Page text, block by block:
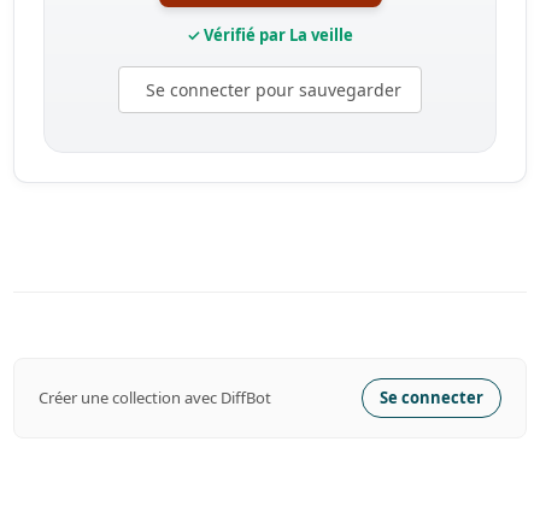
✓ Vérifié par La veille
Se connecter pour sauvegarder
Créer une collection avec DiffBot Se connecter